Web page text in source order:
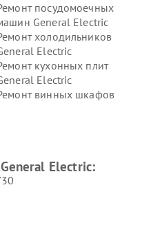
посудомоечных
General Electric
холодильников
Electric
кухонных плит
Electric
винных шкафов
Electric
Electric: